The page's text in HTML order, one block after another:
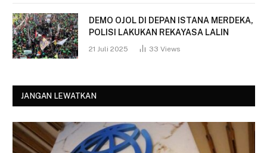
DEMO OJOL DI DEPAN ISTANA MERDEKA,
POLISI LAKUKAN REKAYASA LALIN
21 Juli 2025 33 Views
JANGAN LEWATKAN